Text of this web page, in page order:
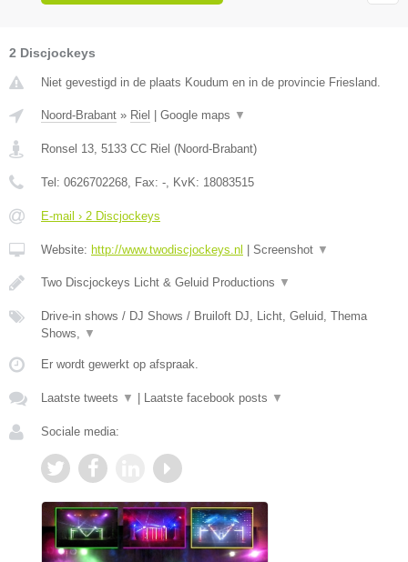
2 Discjockeys
Niet gevestigd in de plaats Koudum en in de provincie Friesland.
Noord-Brabant » Riel Google maps ▼
Ronsel 13, 5133 CC Riel (Noord-Brabant)
Tel: 0626702268, Fax: -, KvK: 18083515
E-mail › 2 Discjockeys
Website: http://www.twodiscjockeys.nl Screenshot ▼
Two Discjockeys Licht & Geluid Productions ▼
Drive-in shows / DJ Shows / Bruiloft DJ, Licht, Geluid, Thema
Shows, ▼
Er wordt gewerkt op afspraak.
Laatste tweets ▼ Laatste facebook posts ▼
Sociale media: